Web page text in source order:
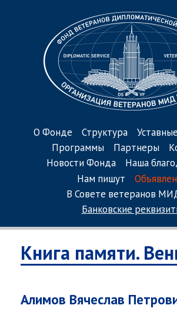
О Фонде Структура
Программы
Партнеры
Новости Фонда
Наша
Нам пишут
В Совете ветеранов
Банковские
Книга памяти.
Алимов Вячеслав